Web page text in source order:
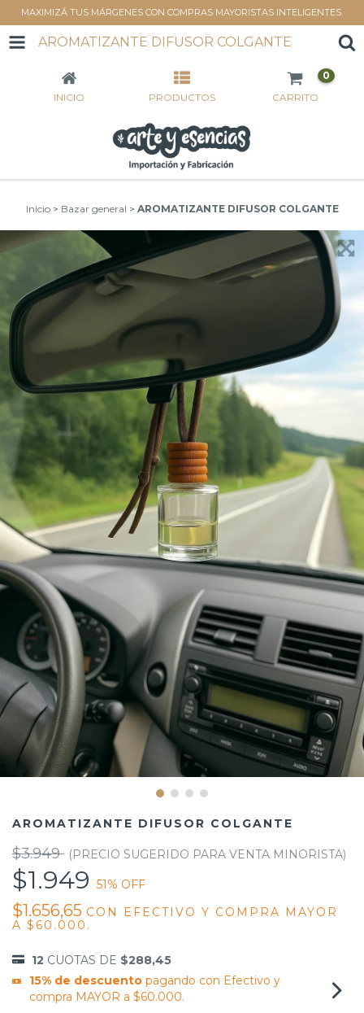
MAXIMIZÁ TUS MÁRGENES CON COMPRAS MAYORISTAS INTELIGENTES.
AROMATIZANTE DIFUSOR COLGANTE
INICIO PRODUCTOS CARRITO
0
Inicio > Bazar general > AROMATIZANTE DIFUSOR COLGANTE
AROMATIZANTE DIFUSOR COLGANTE
$3.949
$1.949 51% OFF
$1.656,65 CON
EFECTIVO Y COMPRA MAYOR
A $60.000.
12 CUOTAS DE $288,45
15% de descuentopagando con Efectivo y
compra MAYOR a $60.000.